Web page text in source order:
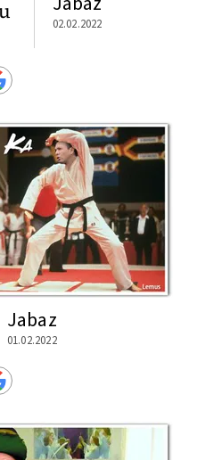
02.02.2022
Jabaz
01.02.2022